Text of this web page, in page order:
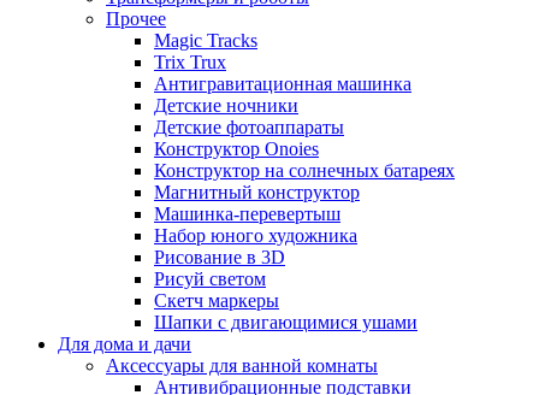
Прочее
Magic Tracks
Trix Trux
Антигравитационная машинка
Детские ночники
Детские фотоаппараты
Конструктор Onoies
Конструктор на солнечных батареях
Магнитный конструктор
Машинка-перевертыш
Набор юного художника
Рисование в 3D
Рисуй светом
Скетч маркеры
Шапки с двигающимися ушами
Для дома и дачи
Аксессуары для ванной комнаты
Антивибрационные подставки